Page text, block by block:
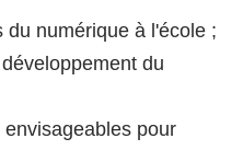
du numérique à l'école ;
du
pour